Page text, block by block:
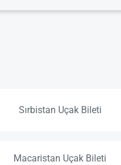
Sırbistan Uçak Bileti
Macaristan Uçak Bileti